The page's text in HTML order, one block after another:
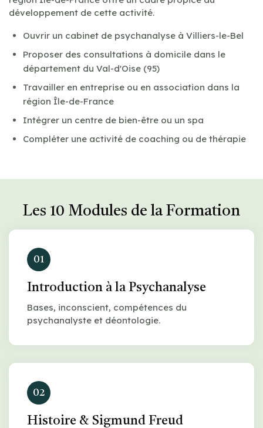
développement de cette activité.
Ouvrir un cabinet de psychanalyse à Villiers-le-Bel
Proposer des consultations à domicile dans le
département du Val-d'Oise (95)
Travailler en entreprise ou en association dans la
région Île-de-France
Intégrer un centre de bien-être ou un spa
Compléter une activité de coaching ou de thérapie
Les 10 Modules de la Formation
01
Introduction à la Psychanalyse
Bases, inconscient, compétences du
psychanalyste et déontologie.
02
Histoire & Sigmund Freud